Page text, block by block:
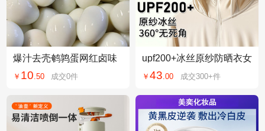
爆汁去壳鹌鹑蛋网红卤味
搭档儿童零食散装
￥ 10.50 成交0件
upf200+冰丝原纱防晒衣女
帽檐防晒外套
￥43.00 成交300+件